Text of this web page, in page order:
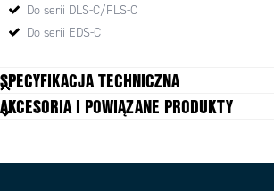
Do serii DLS-C/FLS-C
Do serii EDS-C
SPECYFIKACJA TECHNICZNA
AKCESORIA I POWIĄZANE PRODUKTY